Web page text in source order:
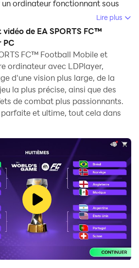
ordinateur fonctionnant sous
fonctionnalités puissantes pour
expérience de jeu immersive
FC™ Football Mobile.
EA SPORTS FC™ Football Mobile
l'écran plus grand et les
plus puissantes vous
de graphismes de jeu plus clairs
ainsi l'expérience de jeu
des périphériques externes tels
jeu ou autres ressemblent
du sport réel, offrant un
plus d'options.
enchaîner une série de
en une seule étape, la
seul clic sera la fonction dont
d'exécuter rapidement
en toute simplicité.
Lire plus
de EA SPORTS FC™
PC
FC™ Football Mobile et
ordinateur avec LDPlayer,
d'une vision plus large, de la
la plus précise, ainsi que des
de combat plus passionnants.
et ultime, tout cela dans